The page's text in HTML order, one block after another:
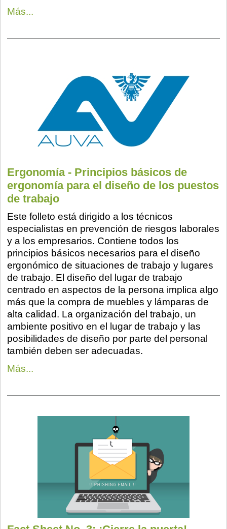
Más...
Ergonomía - Principios básicos de
ergonomía para el diseño de los puestos
de trabajo
Este folleto está dirigido a los técnicos
especialistas en prevención de riesgos laborales
y a los empresarios. Contiene todos los
principios básicos necesarios para el diseño
ergonómico de situaciones de trabajo y lugares
de trabajo. El diseño del lugar de trabajo
centrado en aspectos de la persona implica algo
más que la compra de muebles y lámparas de
alta calidad. La organización del trabajo, un
ambiente positivo en el lugar de trabajo y las
posibilidades de diseño por parte del personal
también deben ser adecuadas.
Más...